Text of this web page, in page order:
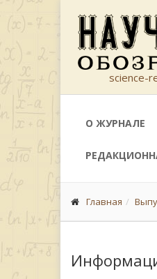
science-
О ЖУРНАЛЕ
Главная